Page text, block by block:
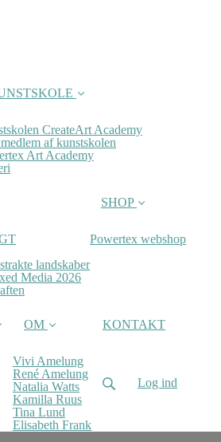
CreateArt Academy
af kunstskolen
Art Academy
landskaber
Media 2026
SHOP
Powertex webshop
OM
Vivi Amelung
René Amelung
Natalia Watts
Kamilla Ruus
Tina Lund
Elisabeth Frank
KONTAKT
Log ind